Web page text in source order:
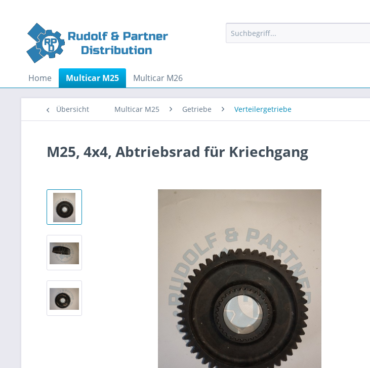
Home Multicar M25 Multicar M26
Übersicht Multicar M25 Getriebe Verteilergetriebe
M25, 4x4, Abtriebsrad für Kriechgang